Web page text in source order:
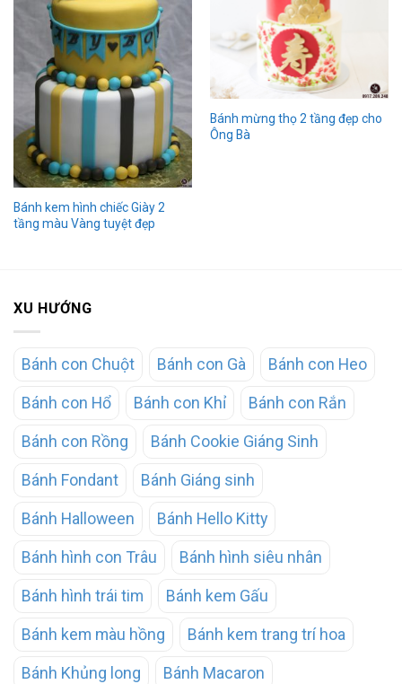
Bánh kem hình chiếc Giày 2
tầng màu Vàng tuyệt đẹp
Bánh mừng thọ 2 tầng đẹp cho
Ông Bà
XU HƯỚNG
Bánh con Chuột Bánh con Gà Bánh con Heo
Bánh con Hổ Bánh con Khỉ Bánh con Rắn
Bánh con Rồng Bánh Cookie Giáng Sinh
Bánh Fondant Bánh Giáng sinh
Bánh Halloween Bánh Hello Kitty
Bánh hình con Trâu Bánh hình siêu nhân
Bánh hình trái tim Bánh kem Gấu
Bánh kem màu hồng Bánh kem trang trí hoa
Bánh Khủng long Bánh Macaron